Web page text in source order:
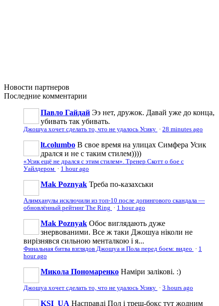
Новости партнеров
Последние комментарии
Павло Гайдай Ээ нет, дружок. Давай уже до конца,
убивать так убивать.
Джошуа хочет сделать то, что не удалось Усику · 28 minutes ago
lt.columbo В свое время на улицах Симфера Усик
дрался и не с таким стилем))))
«Усик ещё не дрался с этим стилем». Тренер Скотт о бое с
Уайлдером · 1 hour ago
Mak Poznyak Треба по-казахськи
Алимханулы исключили из топ-10 после допингового скандала —
обновлённый рейтинг The Ring · 1 hour ago
Mak Poznyak Обоє виглядають дуже
знервованими. Все ж таки Джошуа ніколи не
вирізнявся сильною менталкою і я...
Финальная битва взглядов Джошуа и Пола перед боем: видео · 1
hour ago
Микола Пономаренко Наміри залікові. :)
Джошуа хочет сделать то, что не удалось Усику · 3 hours ago
KSI_UA Насправді Пол і треш-бокс тут жодним